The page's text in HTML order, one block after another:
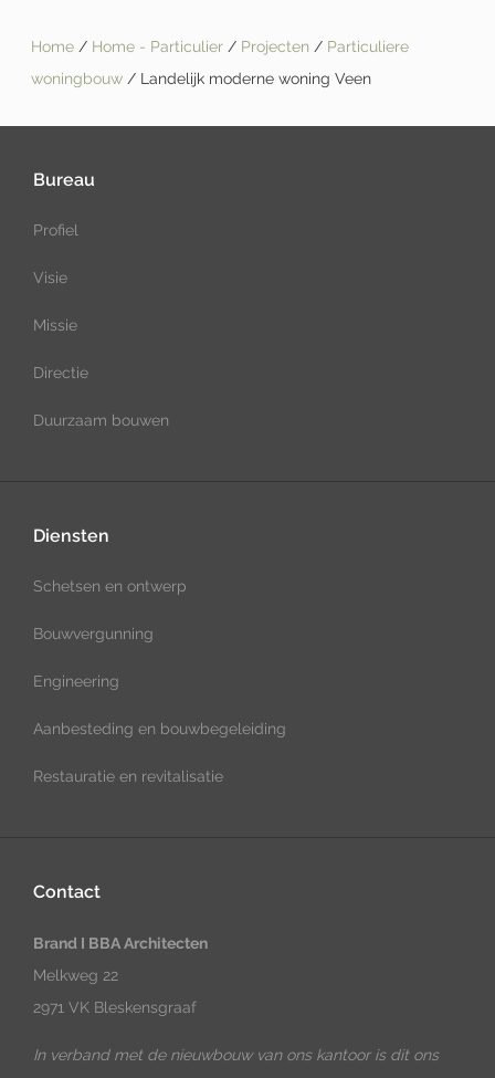
Home / Home - Particulier / Projecten / Particuliere
woningbouw / Landelijk moderne woning Veen
Bureau
Profiel
Visie
Missie
Directie
Duurzaam bouwen
Diensten
Schetsen en ontwerp
Bouwvergunning
Engineering
Aanbesteding en bouwbegeleiding
Restauratie en revitalisatie
Contact
Brand I BBA Architecten
Melkweg 22
2971 VK Bleskensgraaf
In verband met de nieuwbouw van ons kantoor is dit ons